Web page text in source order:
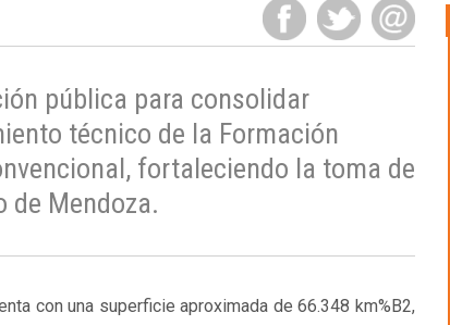
pública para consolidar
técnico de la Formación
fortaleciendo la toma de
de Mendoza.
con una superficie aproximada de 66.348 km%B2,